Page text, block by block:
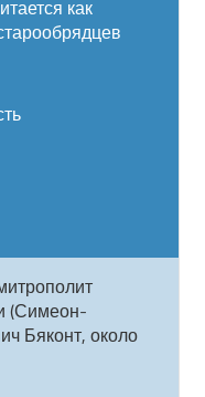
как
(Симеон-
Бяконт, около